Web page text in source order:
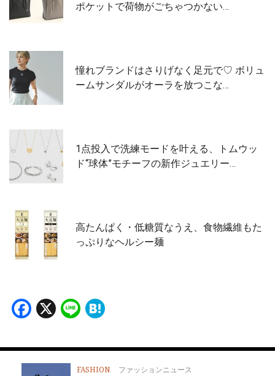
ポケットで荷物がごちゃつかない…
憧れブランドはさりげなく足元で♡ ボリュ
ームサンダルがオーラを放つこな…
1点投入で洗練モードを叶える、トムウッ
ド“球体”モチーフの新作ジュエリー…
高たんぱく・低糖質なうえ、食物繊維もた
っぷりなヘルシー麺
Facebook
X Line
FASHION ファッションニュース